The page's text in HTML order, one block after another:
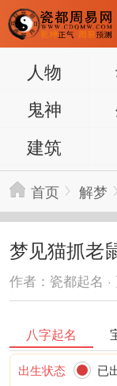
人物
鬼神
建筑
首页 解梦
梦见猫抓老
作者：瓷都起名
八字起名
出生状态 已